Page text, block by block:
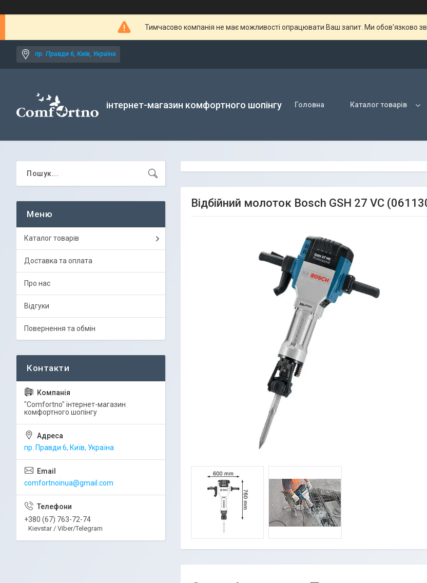
Тимчасово компанія не має можливості опрацювати Ваш запит. Ми обов'язково
пр. Правди 6, Київ, Україна
інтернет-магазин комфортного шопінгу Головна Каталог товарів
Відбійний молоток Bosch GSH 27 VC
Каталог товарів
Доставка та оплата
Про нас
Відгуки
Повернення та обмін
"Comfortno" інтернет-магазин
комфортного шопінгу
пр. Правди 6, Київ, Україна
comfortnoinua@gmail.com
+380 (67) 763-72-74
Kievstar / Viber/Telegram